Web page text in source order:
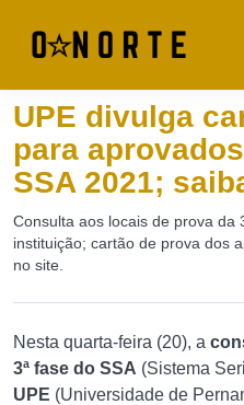
UPE divulga
para
SSA 2021;
Consulta aos locais de prova da
instituição; cartão de prova dos
no site.
Nesta quarta-feira (20), a
3ª fase do SSA (Sistema
UPE (Universidade de